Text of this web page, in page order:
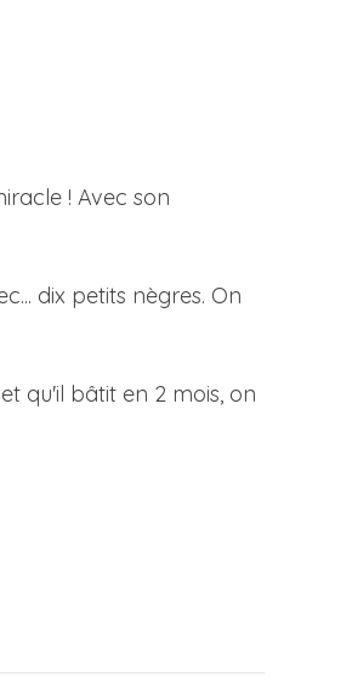
! Avec son
dix petits nègres. On
qu'il bâtit en 2 mois, on